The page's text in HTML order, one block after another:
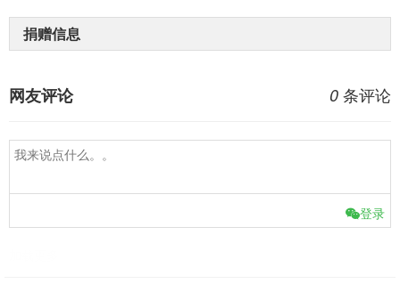
捐赠信息
0 条评论
网友评论
登录